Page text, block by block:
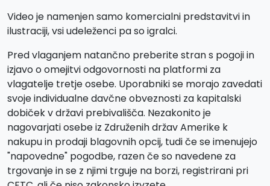
Video je namenjen samo komercialni predstavitvi in
ilustraciji, vsi udeleženci pa so igralci.
Pred vlaganjem natančno preberite stran s pogoji in
izjavo o omejitvi odgovornosti na platformi za
vlagatelje tretje osebe. Uporabniki se morajo zavedati
svoje individualne davčne obveznosti za kapitalski
dobiček v državi prebivališča. Nezakonito je
nagovarjati osebe iz Združenih držav Amerike k
nakupu in prodaji blagovnih opcij, tudi če se imenujejo
"napovedne" pogodbe, razen če so navedene za
trgovanje in se z njimi trguje na borzi, registrirani pri